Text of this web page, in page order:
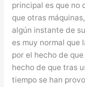
principal es que no
que otras
algún instante de
es muy normal que
por el hecho de
hecho de que tras
tiempo se han